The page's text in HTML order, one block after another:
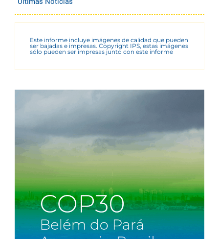
Este informe incluye imágenes de calidad que pueden
ser bajadas e impresas. Copyright IPS, estas imágenes
sólo pueden ser impresas junto con este informe